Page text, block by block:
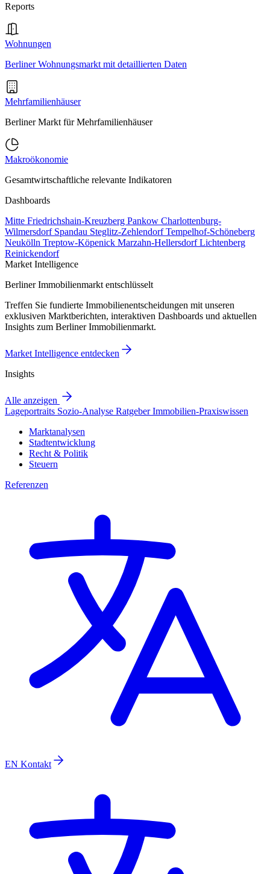
Reports
Wohnungen
Berliner Wohnungsmarkt mit detaillierten Daten
Mehrfamilienhäuser
Berliner Markt für Mehrfamilienhäuser
Makroökonomie
Gesamtwirtschaftliche relevante Indikatoren
Dashboards
Mitte Friedrichshain-Kreuzberg Pankow Charlottenburg-
Wilmersdorf Spandau Steglitz-ZehlendorfTempelhof-Schöneberg
Neukölln Treptow-Köpenick Marzahn-HellersdorfLichtenberg
Reinickendorf
Market Intelligence
Berliner Immobilienmarkt entschlüsselt
Treffen Sie fundierte Immobilienentscheidungen mit unseren
exklusiven Marktberichten, interaktiven Dashboards und aktuellen
Insights zum Berliner Immobilienmarkt.
Market Intelligence entdecken
Insights
Alle anzeigen
Lageportraits Sozio-Analyse RatgeberImmobilien-Praxiswissen
Marktanalysen
Stadtentwicklung
Recht & Politik
Steuern
Referenzen
EN Kontakt